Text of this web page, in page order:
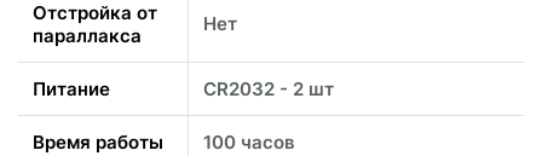
Отстройка от
параллакса
Нет
Питание CR2032 - 2 шт
Время работы 100 часов